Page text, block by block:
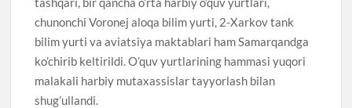
chunonchi Voronej aloqa bilim yurti, 2-Xarkov tank
bilim yurti va aviatsiya maktablari ham Samarqandga
ko’chirib keltirildi. O’quv yurtlarining hammasi yuqori
malakali harbiy mutaxassislar tayyorlash bilan
shug’ullandi.